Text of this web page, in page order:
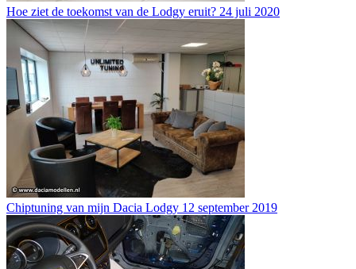
Hoe ziet de toekomst van de Lodgy eruit? 24 juli 2020
Chiptuning van mijn Dacia Lodgy 12 september 2019